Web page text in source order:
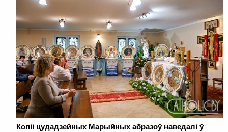
Копіі цудадзейных Марыйных абразоў наведалі ў